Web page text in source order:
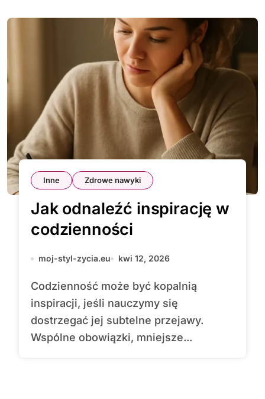
Inne Zdrowe nawyki
Jak odnaleźć inspirację w
codzienności
moj-styl-zycia.eu kwi 12, 2026
Codzienność może być kopalnią
inspiracji, jeśli nauczymy się
dostrzegać jej subtelne przejawy.
Wspólne obowiązki, mniejsze...